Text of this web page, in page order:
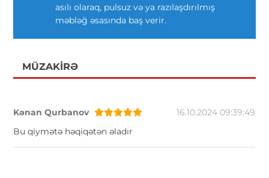
asılı olaraq, pulsuz və ya razılaşdırılmış
məbləğ əsasında baş verir.
MÜZAKIRƏ
Kənan Qurbanov
16.10.2024 09:39:49
Bu qiymətə həqiqətən əladır